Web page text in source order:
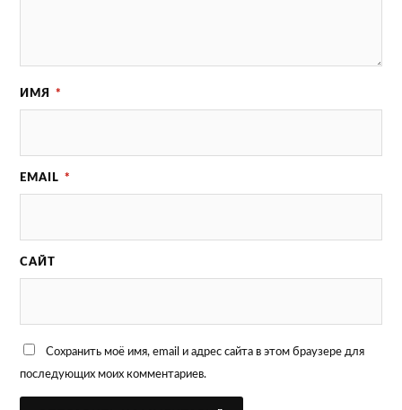
ИМЯ *
EMAIL *
САЙТ
Сохранить моё имя, email и адрес сайта в этом браузере для
последующих моих комментариев.